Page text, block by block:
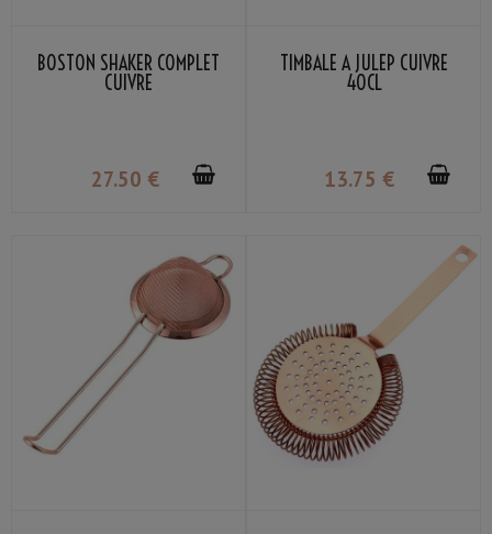
BOSTON SHAKER COMPLET
CUIVRE
27.50 €
TIMBALE À JULEP CUIVRE
40CL
13.75 €